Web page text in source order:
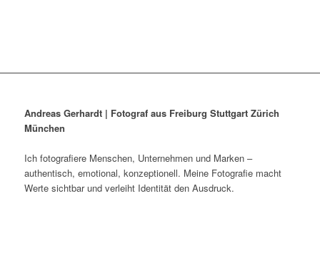
Andreas Gerhardt | Fotograf aus Freiburg Stuttgart Zürich
München
Ich fotografiere Menschen, Unternehmen und Marken –
authentisch, emotional, konzeptionell. Meine Fotografie macht
Werte sichtbar und verleiht Identität den Ausdruck.